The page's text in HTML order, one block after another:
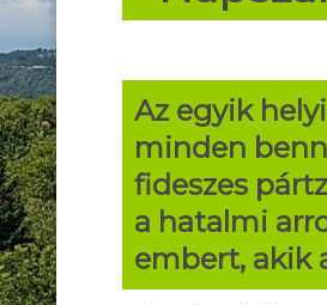
Az egyik
minden
fideszes
a hatalmi
embert, akik